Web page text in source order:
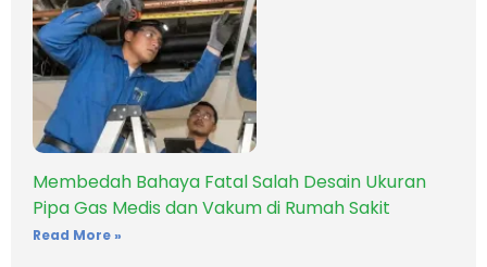
Membedah Bahaya Fatal Salah Desain Ukuran
Pipa Gas Medis dan Vakum di Rumah Sakit
Read More »